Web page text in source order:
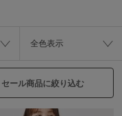
全色表示
セール商品に絞り込む